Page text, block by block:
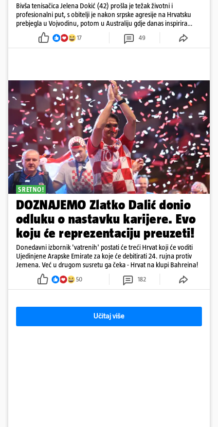
Bivša tenisačica Jelena Dokić (42) prošla je težak životni i
profesionalni put, s obitelji je nakon srpske agresije na Hrvatsku
prebjegla u Vojvodinu, potom u Australiju gdje danas inspirira
17 49
SRETNO!
DOZNAJEMO Zlatko Dalić donio
odluku o nastavku karijere. Evo
koju će reprezentaciju preuzeti!
Donedavni izbornik 'vatrenih' postati će treći Hrvat koji će voditi
Ujedinjene Arapske Emirate za koje će debitirati 24. rujna protiv
Jemena. Već u drugom susretu ga čeka - Hrvat na klupi Bahreina!
50 182
Učitaj više